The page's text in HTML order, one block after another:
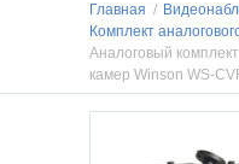
Главная /
Комплект
Аналоговый
камер Winson WS-